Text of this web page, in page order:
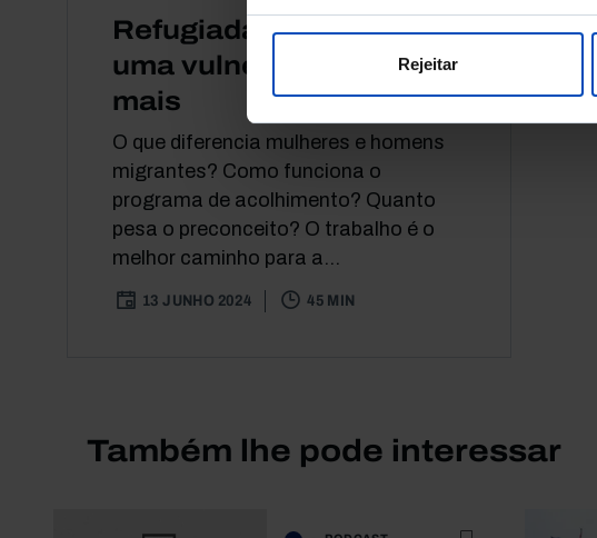
Rejeitar
Refugiadas em Portugal,
uma vulnerabilidade a
mais
O que diferencia mulheres e homens
migrantes? Como funciona o
programa de acolhimento? Quanto
pesa o preconceito? O trabalho é o
melhor caminho para a...
13 JUNHO 2024 45 MIN
Também lhe pode interessar